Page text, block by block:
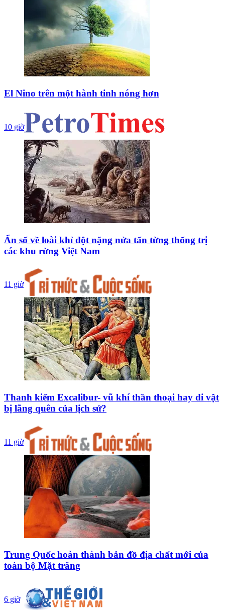
El Nino trên một hành tinh nóng hơn
10 giờ
Ẩn số về loài khỉ đột nặng nửa tấn từng thống trị
các khu rừng Việt Nam
11 giờ
Thanh kiếm Excalibur- vũ khí thần thoại hay di vật
bị lãng quên của lịch sử?
11 giờ
Trung Quốc hoàn thành bản đồ địa chất mới của
toàn bộ Mặt trăng
6 giờ